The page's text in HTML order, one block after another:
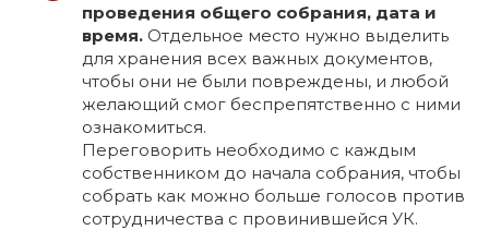
проведения общего собрания, дата и
время. Отдельное место нужно выделить
для хранения всех важных документов,
чтобы они не были повреждены, и любой
желающий смог беспрепятственно с ними
ознакомиться.
Переговорить необходимо с каждым
собственником до начала собрания, чтобы
собрать как можно больше голосов против
сотрудничества с провинившейся УК.